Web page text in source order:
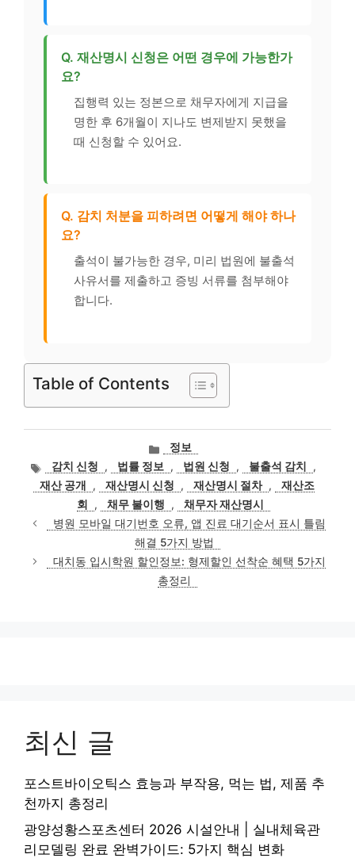
Q. 재산명시 신청은 어떤 경우에 가능한가
요?
집행력 있는 정본으로 채무자에게 지급을
명한 후 6개월이 지나도 변제받지 못했을
때 신청할 수 있어요.
Q. 감치 처분을 피하려면 어떻게 해야 하나
요?
출석이 불가능한 경우, 미리 법원에 불출석
사유서를 제출하고 증빙 서류를 첨부해야
합니다.
Table of Contents
카
고
리
정보
태
그
감치 신청 , 법률 정보 , 법원 신청 , 불출석 감치
,
재산 공개
, 재산명시 신청 , 재산명시 절차 ,
재산조
회
, 채무 불이행 ,
채무자 재산명시
병원 모바일 대기번호 오류, 앱 진료 대기순서 표시 틀림
해결 5가지 방법
대치동 입시학원 할인정보: 형제할인 선착순 혜택 5가지
총정리
최신 글
포스트바이오틱스 효능과 부작용, 먹는 법, 제품 추
천까지 총정리
광양성황스포츠센터 2026 시설안내 | 실내체육관
리모델링 완료 완벽가이드: 5가지 핵심 변화